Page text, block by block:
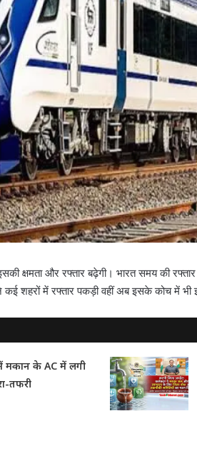
क्षमता और रफ्तार बढ़ेगी। भारत समय की
शहरों में रफ्तार पकड़ी वहीं अब इसके कोच में भी
मकान के AC में लगी
तफरी